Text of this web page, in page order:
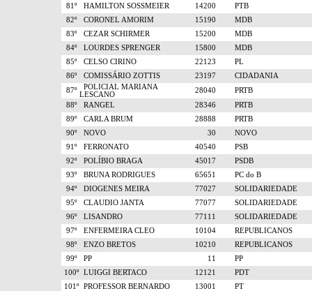
81º
HAMILTON SOSSMEIER 14200
PTB
82º
CORONEL AMORIM 15190
MDB
83º
CEZAR SCHIRMER 15200
MDB
84º
LOURDES SPRENGER 15800
MDB
85º
CELSO CIRINO 22123
PL
86º
COMISSÁRIO ZOTTIS 23197
CIDADANIA
87º
POLICIAL MARIANA
LESCANO
28040
PRTB
88º
RANGEL 28346
PRTB
89º
CARLA BRUM 28888
PRTB
90º
NOVO 30
NOVO
91º
FERRONATO 40540
PSB
92º
POLÍBIO BRAGA 45017
PSDB
93º
BRUNA RODRIGUES 65651
PC do B
94º
DIOGENES MEIRA 77027
SOLIDARIEDADE
95º
CLAUDIO JANTA 77077
SOLIDARIEDADE
96º
LISANDRO 77111
SOLIDARIEDADE
97º
ENFERMEIRA CLEO 10104
REPUBLICANOS
98º
ENZO BRETOS 10210
REPUBLICANOS
99º
PP 11
PP
100º LUIGGI BERTACO 12121
PDT
101º PROFESSOR BERNARDO 13001
PT